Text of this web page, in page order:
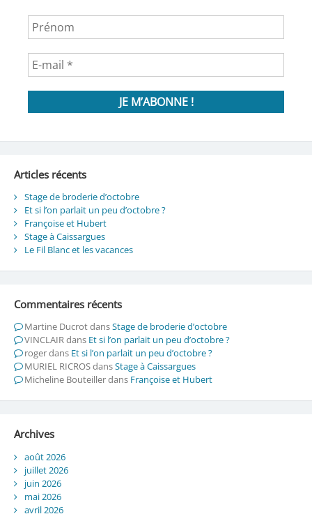
Articles récents
Stage de broderie d’octobre
Et si l’on parlait un peu d’octobre ?
Françoise et Hubert
Stage à Caissargues
Le Fil Blanc et les vacances
Commentaires récents
Martine DucrotdansStage de broderie d’octobre
VINCLAIRdans Et si l’on parlait un peu d’octobre ?
rogerdans Et si l’on parlait un peu d’octobre ?
MURIEL RICROSdansStage à Caissargues
Micheline Bouteillerdans Françoise et Hubert
Archives
août 2026
juillet 2026
juin 2026
mai 2026
avril 2026